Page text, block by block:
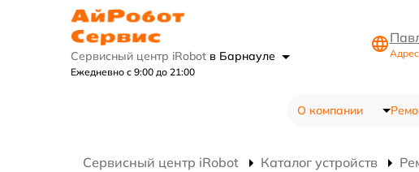
Сервисный центр iRobot в Барнауле
Ежедневно с 9:00 до 21:00
О компании
Сервисный центр iRobot Каталог устройств